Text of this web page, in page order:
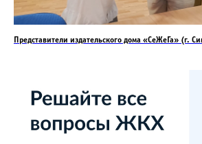
Представители издательского дома «СеЖеГа» (г.